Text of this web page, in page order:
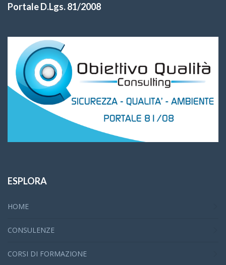
Portale D.Lgs. 81/2008
ESPLORA
HOME
CONSULENZE
CORSI DI FORMAZIONE